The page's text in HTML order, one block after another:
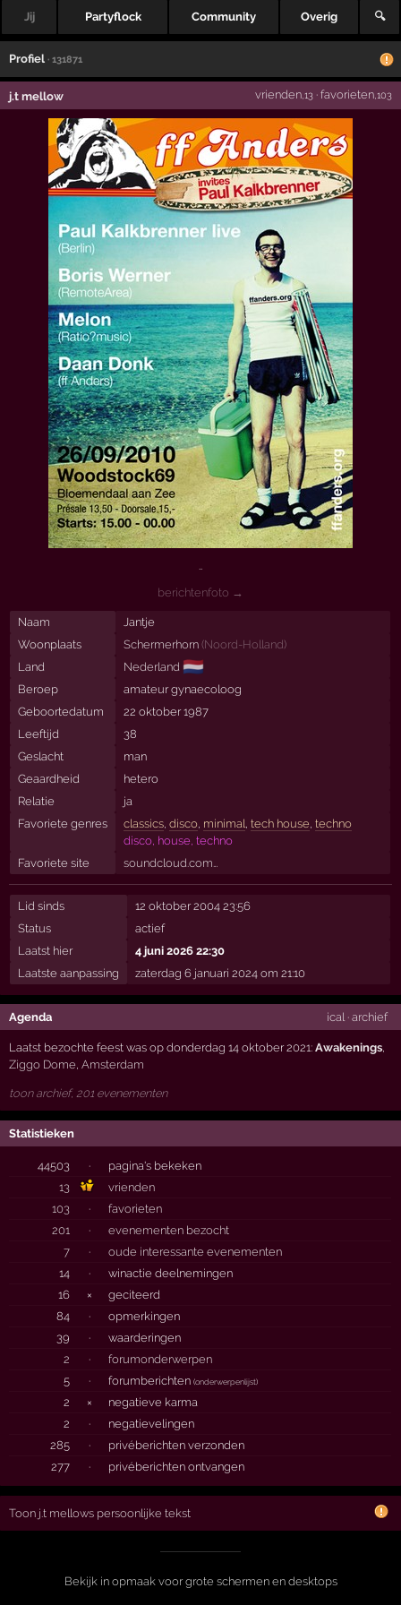
Jij Partyflock Community Overig 🔍
Profiel · 131871
j.t mellow vrienden,13· favorieten,103
..
berichtenfoto →
Naam
Jantje
Woonplaats
Schermerhorn (Noord-Holland)
Land
Nederland 🇳🇱
Beroep
amateur gynaecoloog
Geboortedatum
22 oktober 1987
Leeftijd
38
Geslacht
man
Geaardheid
hetero
Relatie
ja
Favoriete genres
classics, disco, minimal tech house techno
disco, house, techno
Favoriete site
soundcloud.com…
Lid sinds
12 oktober 2004 23:56
Status
actief
Laatst hier
4 juni 2026 22:30
Laatste aanpassing
zaterdag 6 januari 2024 om 21:10
Agenda ical· archief
Laatst bezochte feest was op donderdag 14 oktober 2021:Awakenings,
Ziggo Dome,Amsterdam
toon archief, 201 evenementen
Statistieken
44503 ·
pagina's bekeken
13
vrienden
103
·
favorieten
201
·
evenementen bezocht
7
·
oude interessante evenementen
14
·
winactie deelnemingen
16
×
geciteerd
84
·
opmerkingen
39
·
waarderingen
2
·
forumonderwerpen
5
· forumberichten(onderwerpenlijst)
2 ×
negatieve karma
2
·
negatievelingen
285
·
privéberichten verzonden
277
· privéberichten ontvangen
Toon j.t mellows persoonlijke tekst
Bekijk in opmaak voor grote schermen en desktops